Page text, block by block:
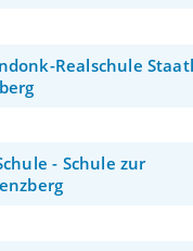
Realschule
- Schule zur